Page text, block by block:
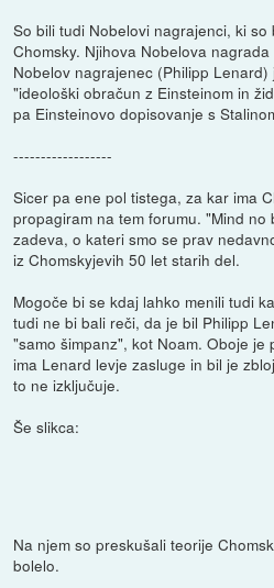
So bili tudi Nobelovi nagrajenci, ki
Chomsky. Njihova Nobelova
Nobelov nagrajenec (Philipp
"ideološki obračun z Einsteinom in
pa Einsteinovo dopisovanje s
------------------
Sicer pa ene pol tistega, za kar ima
propagiram na tem forumu. "Mind
zadeva, o kateri smo se prav
iz Chomskyjevih 50 let starih del.
Mogoče bi se kdaj lahko menili tudi
tudi ne bi bali reči, da je bil Philipp
"samo šimpanz", kot Noam. Oboje
ima Lenard levje zasluge in bil je
to ne izključuje.
Še slikca:
Na njem so preskušali teorije
bolelo.